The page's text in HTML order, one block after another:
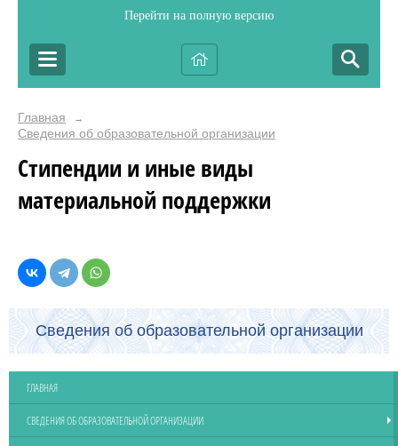
Перейти на полную версию
Главная →
Сведения об образовательной организации
Стипендии и иные виды
материальной поддержки
Сведения об образовательной организации
ГЛАВНАЯ
СВЕДЕНИЯ ОБ ОБРАЗОВАТЕЛЬНОЙ ОРГАНИЗАЦИИ